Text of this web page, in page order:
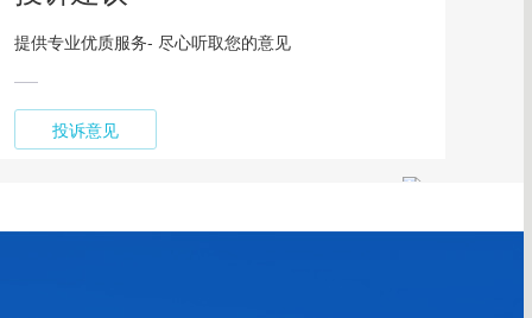
提供专业优质服务- 尽心听取您的意见
投诉意见